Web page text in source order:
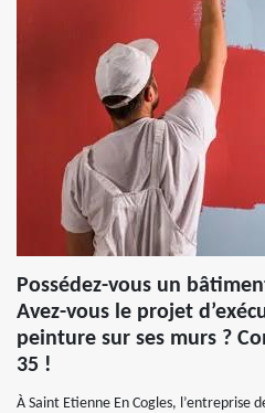
Possédez-vous un
Avez-vous le projet
peinture sur ses murs ?
35 !
À Saint Etienne En Cogles, l’entreprise